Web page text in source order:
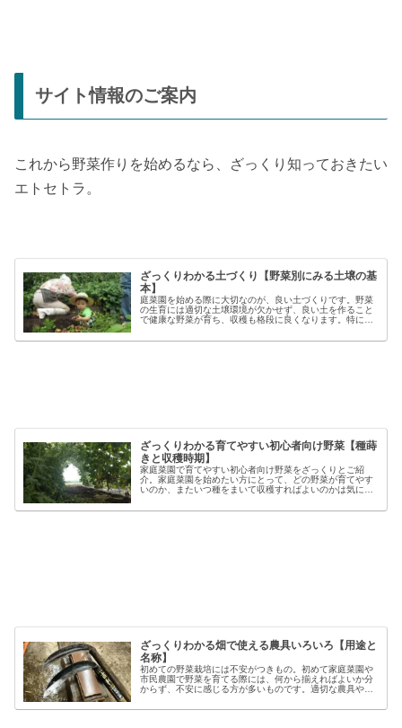
サイト情報のご案内
これから野菜作りを始めるなら、ざっくり知っておきたい
エトセトラ。
ざっくりわかる土づくり【野菜別にみる土壌の基
本】
庭菜園を始める際に大切なのが、良い土づくりです。野菜
の生育には適切な土壌環境が欠かせず、良い土を作ること
で健康な野菜が育ち、収穫も格段に良くなります。特に初
家庭菜園で失敗しないコツと言える...
ざっくりわかる育てやすい初心者向け野菜【種蒔
きと収穫時期】
家庭菜園で育てやすい初心者向け野菜をざっくりとご紹
介。家庭菜園を始めたい方にとって、どの野菜が育てやす
いのか、またいつ種をまいて収穫すればよいのかは気にな
類でも「早生」「中生」「晩生」など...
ざっくりわかる畑で使える農具いろいろ【用途と
名称】
初めての野菜栽培には不安がつきもの。初めて家庭菜園や
市民農園で野菜を育てる際には、何から揃えればよいか分
からず、不安に感じる方が多いものです。適切な農具や資
しますが、種類も多く、初心者には...